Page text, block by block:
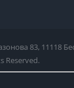
83, 11118
Reserved.